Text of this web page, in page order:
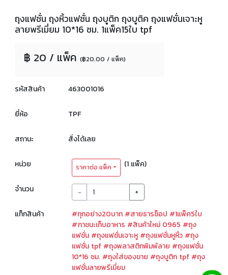
ถุงแฟชั่น ถุงหิ้วแฟชั่น ถุงบูติก ถุงบูติค ถุงแฟชั่นเจาะหู
ลายพรีเมี่ยม 10*16 ซม. 1แพ็ค15ใบ tpf
฿ 20 / แพ็ค (฿20.00 / แพ็ค)
รหัสสินค้า 463001016
ยี่ห้อ TPF
สถานะ สั่งได้เลย
หน่วย ราคาต่อ แพ็ค (1 แพ็ค)
จำนวน - +
แท็กสินค้า #ทุกอย่าง20บาท #สายธารช็อป #1แพ็ค5ใบ
#ภาชนะเก็บอาหาร #สินค้าใหม่ 0965 #ถุง
แฟชั่น #ถุงแฟชั่นเจาะหู #ถุงแฟชั่นหูหิ้ว #ถุง
แฟชั่น tpf #ถุงพลาสติกพิมพ์ลาย #ถุงแฟชั่น
10*16 ซม. #ถุงใส่ของขาย #ถุงบูติก tpf #ถุง
แฟชั่นลายพรีเมี่ยม